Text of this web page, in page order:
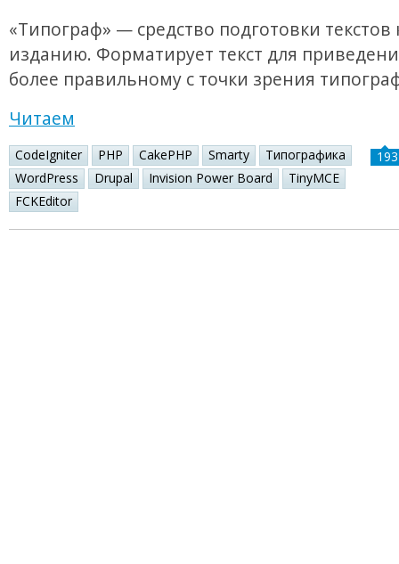
«Типограф» — средство подготовки текстов
изданию. Форматирует текст для
более правильному с точки зрения
Читаем
CodeIgniter PHP CakePHP Smarty
Типографика
WordPress
Drupal Invision Power Board
TinyMCE
FCKEditor